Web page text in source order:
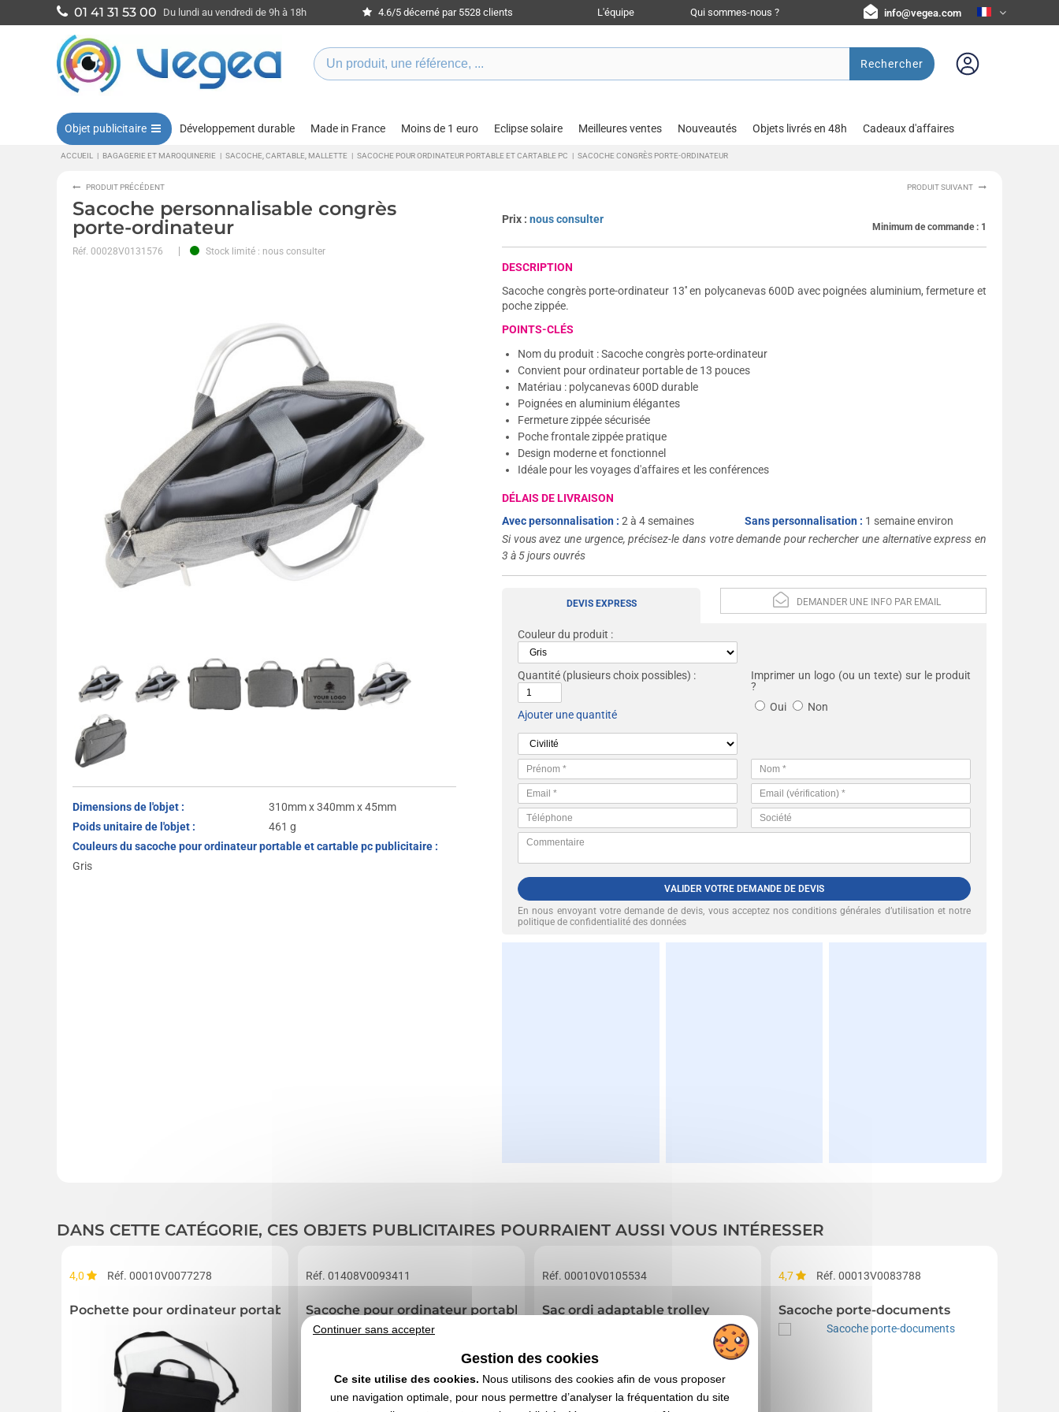
01 41 31 53 00 Du lundi au vendredi de 9h à 18h 4.6/5 décerné par 5528 clients L'équipe Qui sommes-nous ? info@vegea.com
Rechercher
Objet publicitaire Développement durable Made in France Moins de 1 euro Eclipse solaire Meilleures ventes Nouveautés Objets livrés en 48h Cadeaux d'affaires
ACCUEIL | BAGAGERIE ET MAROQUINERIE | SACOCHE, CARTABLE, MALLETTE | SACOCHE POUR ORDINATEUR PORTABLE ET CARTABLE PC | SACOCHE CONGRÈS PORTE-ORDINATEUR
PRODUIT PRÉCÉDENT PRODUIT SUIVANT
Sacoche personnalisable congrès
porte-ordinateur
Réf. 00028V0131576 Stock limité : nous consulter
Dimensions de l'objet :
310mm x 340mm x 45mm
Poids unitaire de l'objet :
461 g
Couleurs du sacoche pour ordinateur portable et cartable pc publicitaire :
Gris
Prix :nous consulter
Minimum de commande : 1
DESCRIPTION
Sacoche congrès porte-ordinateur 13'' en polycanevas 600D avec poignées aluminium, fermeture et
poche zippée.
POINTS-CLÉS
Nom du produit : Sacoche congrès porte-ordinateur
Convient pour ordinateur portable de 13 pouces
Matériau : polycanevas 600D durable
Poignées en aluminium élégantes
Fermeture zippée sécurisée
Poche frontale zippée pratique
Design moderne et fonctionnel
Idéale pour les voyages d'affaires et les conférences
DÉLAIS DE LIVRAISON
Avec personnalisation :2 à 4 semaines Sans personnalisation : 1 semaine environ
Si vous avez une urgence, précisez-le dans votre demande pour rechercher une alternative express en
3 à 5 jours ouvrés
DEMANDER UNE INFO PAR EMAIL
DEVIS EXPRESS
Couleur du produit :
Quantité (plusieurs choix possibles) :
Ajouter une quantité
Imprimer un logo (ou un texte) sur le produit
?
Oui
Non
VALIDER VOTRE DEMANDE DE DEVIS
En nous envoyant votre demande de devis, vous acceptez nosconditions générales d’utilisation et notre
politique de confidentialité des données
DANS CETTE CATÉGORIE, CES OBJETS PUBLICITAIRES POURRAIENT AUSSI VOUS INTÉRESSER
4,0 Réf. 00010V0077278
Pochette pour ordinateur portable
Réf. 01408V0093411
Sacoche pour ordinateur portable 14''
Réf. 00010V0105534
Sac ordi adaptable trolley
4,7 Réf. 00013V0083788
Sacoche porte-documents
Continuer sans accepter
Gestion des cookies
Ce site utilise des cookies. Nous utilisons des cookies afin de vous proposer
une navigation optimale, pour nous permettre d’analyser la fréquentation du site